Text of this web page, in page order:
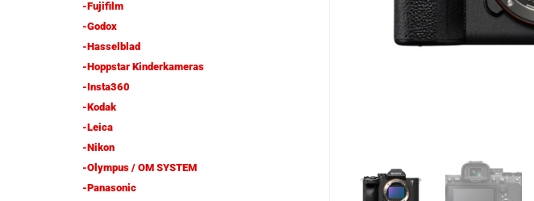
-Fujifilm
-Godox
-Hasselblad
-Hoppstar Kinderkameras
-Insta360
-Kodak
-Leica
-Nikon
-Olympus / OM SYSTEM
-Panasonic